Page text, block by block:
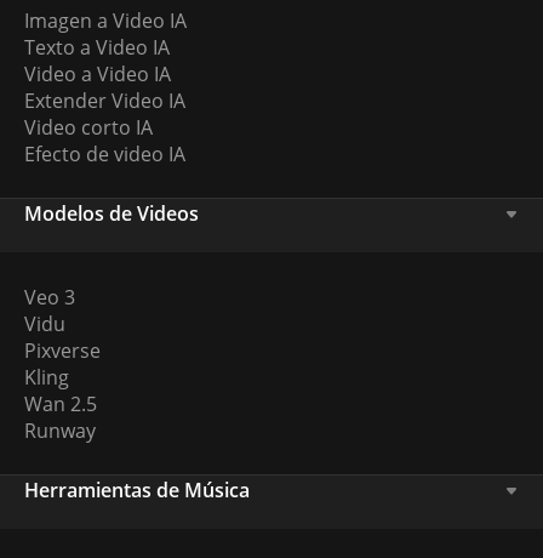
Imagen a Video IA
Texto a Video IA
Video a Video IA
Extender Video IA
Video corto IA
Efecto de video IA
Modelos de Videos
Veo 3
Vidu
Pixverse
Kling
Wan 2.5
Runway
Herramientas de Música